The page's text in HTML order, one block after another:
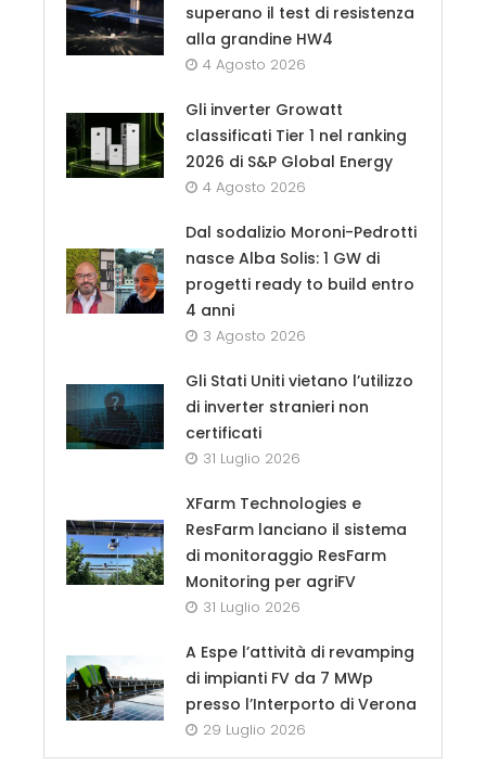
superano il test di resistenza
alla grandine HW4
4 Agosto 2026
Gli inverter Growatt
classificati Tier 1 nel ranking
2026 di S&P Global Energy
4 Agosto 2026
Dal sodalizio Moroni-Pedrotti
nasce Alba Solis: 1 GW di
progetti ready to build entro
4 anni
3 Agosto 2026
Gli Stati Uniti vietano l’utilizzo
di inverter stranieri non
certificati
31 Luglio 2026
XFarm Technologies e
ResFarm lanciano il sistema
di monitoraggio ResFarm
Monitoring per agriFV
31 Luglio 2026
A Espe l’attività di revamping
di impianti FV da 7 MWp
presso l’Interporto di Verona
29 Luglio 2026